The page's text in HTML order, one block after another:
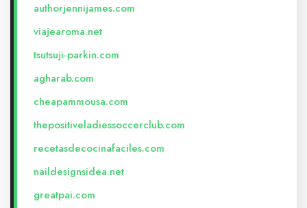
authorjennijames.com
viajearoma.net
tsutsuji-parkin.com
agharab.com
cheapammousa.com
thepositiveladiessoccerclub.com
recetasdecocinafaciles.com
naildesignsidea.net
greatpai.com